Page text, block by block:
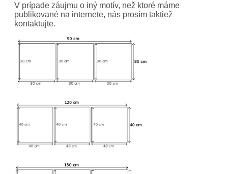
V prípade záujmu o iný motív, než ktoré máme
publikované na internete, nás prosím taktiež
kontaktujte.